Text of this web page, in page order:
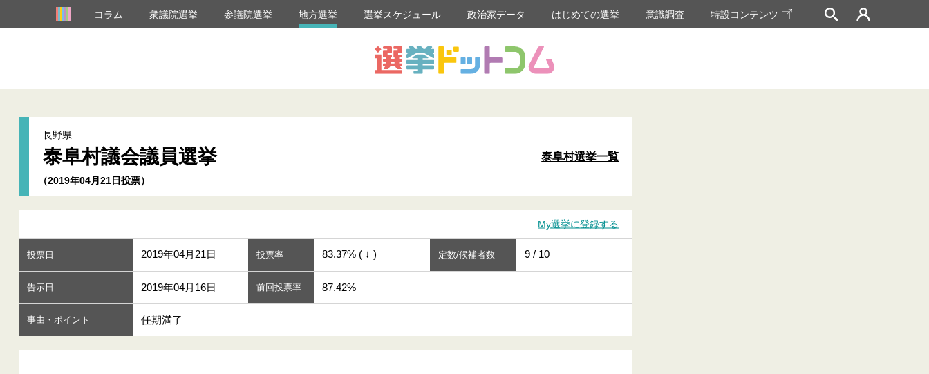
コラム 衆議院選挙 参議院選挙 地方選挙 選挙スケジュール 政治家データ はじめての選挙 意識調査 特設コンテンツ
長野県
泰阜村議会議員選挙
（2019年04月21日投票）
泰阜村選挙一覧
My選挙に登録する
投票日 2019年04月21日 投票率 83.37% ( ↓ ) 定数/候補者数 9 / 10
告示日 2019年04月16日 前回投票率 87.42%
事由・ポイント 任期満了